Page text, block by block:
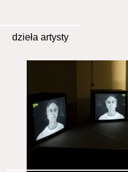
dzieła artysty